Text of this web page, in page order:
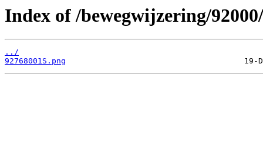
Index of /bewegwijzering/
../
92768001S.png